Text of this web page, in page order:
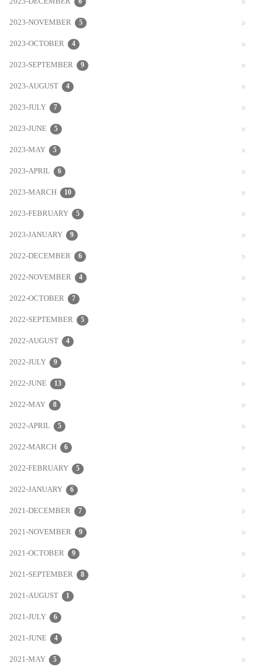
2023-NOVEMBER 5
2023-OCTOBER 4
2023-SEPTEMBER 9
2023-AUGUST 4
2023-JULY 7
2023-JUNE 5
2023-MAY 5
2023-APRIL 6
2023-MARCH 10
2023-FEBRUARY 5
2023-JANUARY 9
2022-DECEMBER 6
2022-NOVEMBER 4
2022-OCTOBER 7
2022-SEPTEMBER 5
2022-AUGUST 4
2022-JULY 9
2022-JUNE 13
2022-MAY 8
2022-APRIL 5
2022-MARCH 6
2022-FEBRUARY 5
2022-JANUARY 6
2021-DECEMBER 7
2021-NOVEMBER 9
2021-OCTOBER 9
2021-SEPTEMBER 8
2021-AUGUST 1
2021-JULY 6
2021-JUNE 4
2021-MAY 5